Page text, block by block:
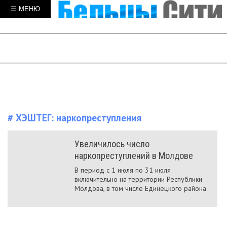
☰ МЕНЮ
# ХЭШТЕГ: наркопреступления
Увеличилось число
наркопреступлений в Молдове
В период с 1 июля по 31 июля
включительно на территории Республики
Молдова, в том числе Единецкого района